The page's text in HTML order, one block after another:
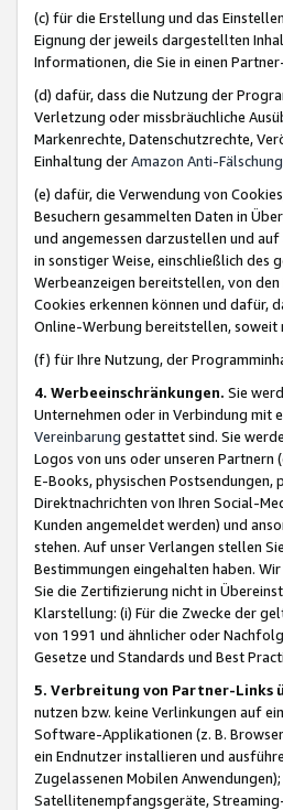
(c) für die Erstellung und das
Eignung der jeweils dargestellten
Informationen, die Sie in einen
(d) dafür, dass die Nutzung der
Verletzung oder missbräuchliche
Markenrechte, Datenschutzrechte,
Einhaltung derAmazon Anti-
(e) dafür, die Verwendung von
Besuchern gesammelten Daten in
und angemessen darzustellen und
in sonstiger Weise, einschließlich des
Werbeanzeigen bereitstellen, von
Cookies erkennen können und dafür,
Online-Werbung bereitstellen, soweit
(f) für Ihre Nutzung, der
4. Werbeeinschränkungen. Sie
Unternehmen oder in Verbindung mit
Vereinbarung gestattet sind. Sie
Logos von uns oder unseren
E-Books, physischen
Direktnachrichten von Ihren Social-
Kunden angemeldet werden) und
stehen. Auf unser Verlangen stellen
Bestimmungen eingehalten haben.
Sie die Zertifizierung nicht in
Klarstellung: (i) Für die Zwecke der
von 1991 und ähnlicher oder
Gesetze und Standards und Best
5. Verbreitung von Partner-Links
nutzen bzw. keine Verlinkungen auf
Software-Applikationen (z. B.
ein Endnutzer installieren und
Zugelassenen Mobilen
Satellitenempfangsgeräte,